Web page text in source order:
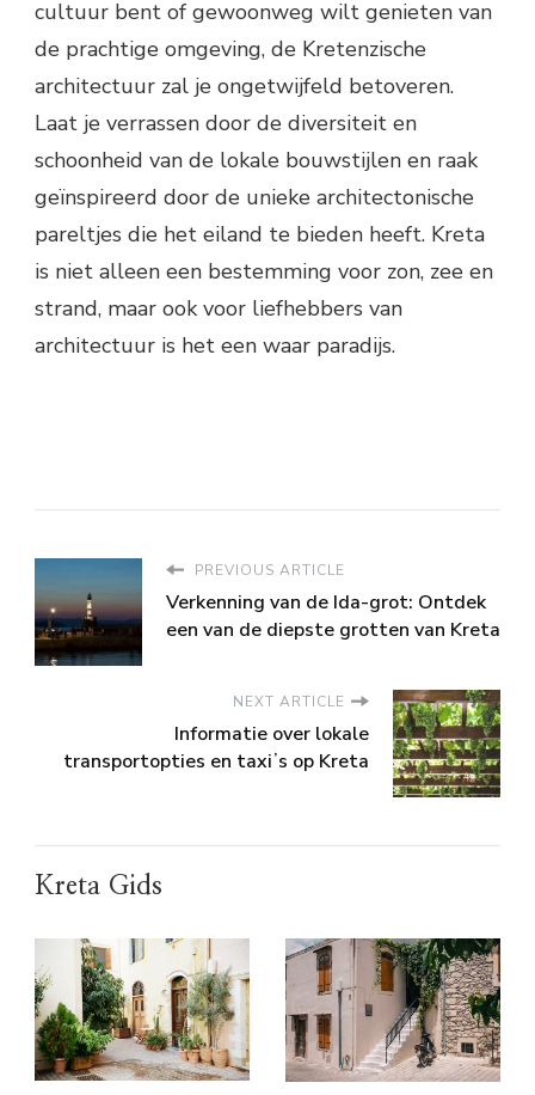
cultuur bent of gewoonweg wilt genieten van
de prachtige omgeving, de Kretenzische
architectuur zal je ongetwijfeld betoveren.
Laat je verrassen door de diversiteit en
schoonheid van de lokale bouwstijlen en raak
geïnspireerd door de unieke architectonische
pareltjes die het eiland te bieden heeft. Kreta
is niet alleen een bestemming voor zon, zee en
strand, maar ook voor liefhebbers van
architectuur is het een waar paradijs.
PREVIOUS ARTICLE
Verkenning van de Ida-grot: Ontdek
een van de diepste grotten van Kreta
NEXT ARTICLE
Informatie over lokale
transportopties en taxiʼs op Kreta
Kreta Gids